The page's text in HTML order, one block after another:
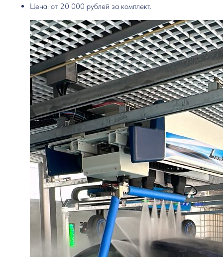
Цена: от 20 000 рублей за комплект.